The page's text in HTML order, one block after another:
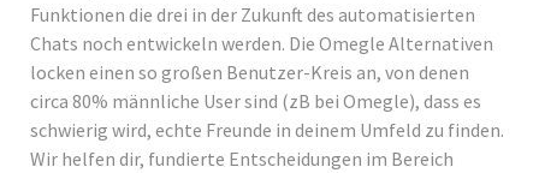
Funktionen die drei in der Zukunft des automatisierten
Chats noch entwickeln werden. Die Omegle Alternativen
locken einen so großen Benutzer-Kreis an, von denen
circa 80% männliche User sind (zB bei Omegle), dass es
schwierig wird, echte Freunde in deinem Umfeld zu finden.
Wir helfen dir, fundierte Entscheidungen im Bereich